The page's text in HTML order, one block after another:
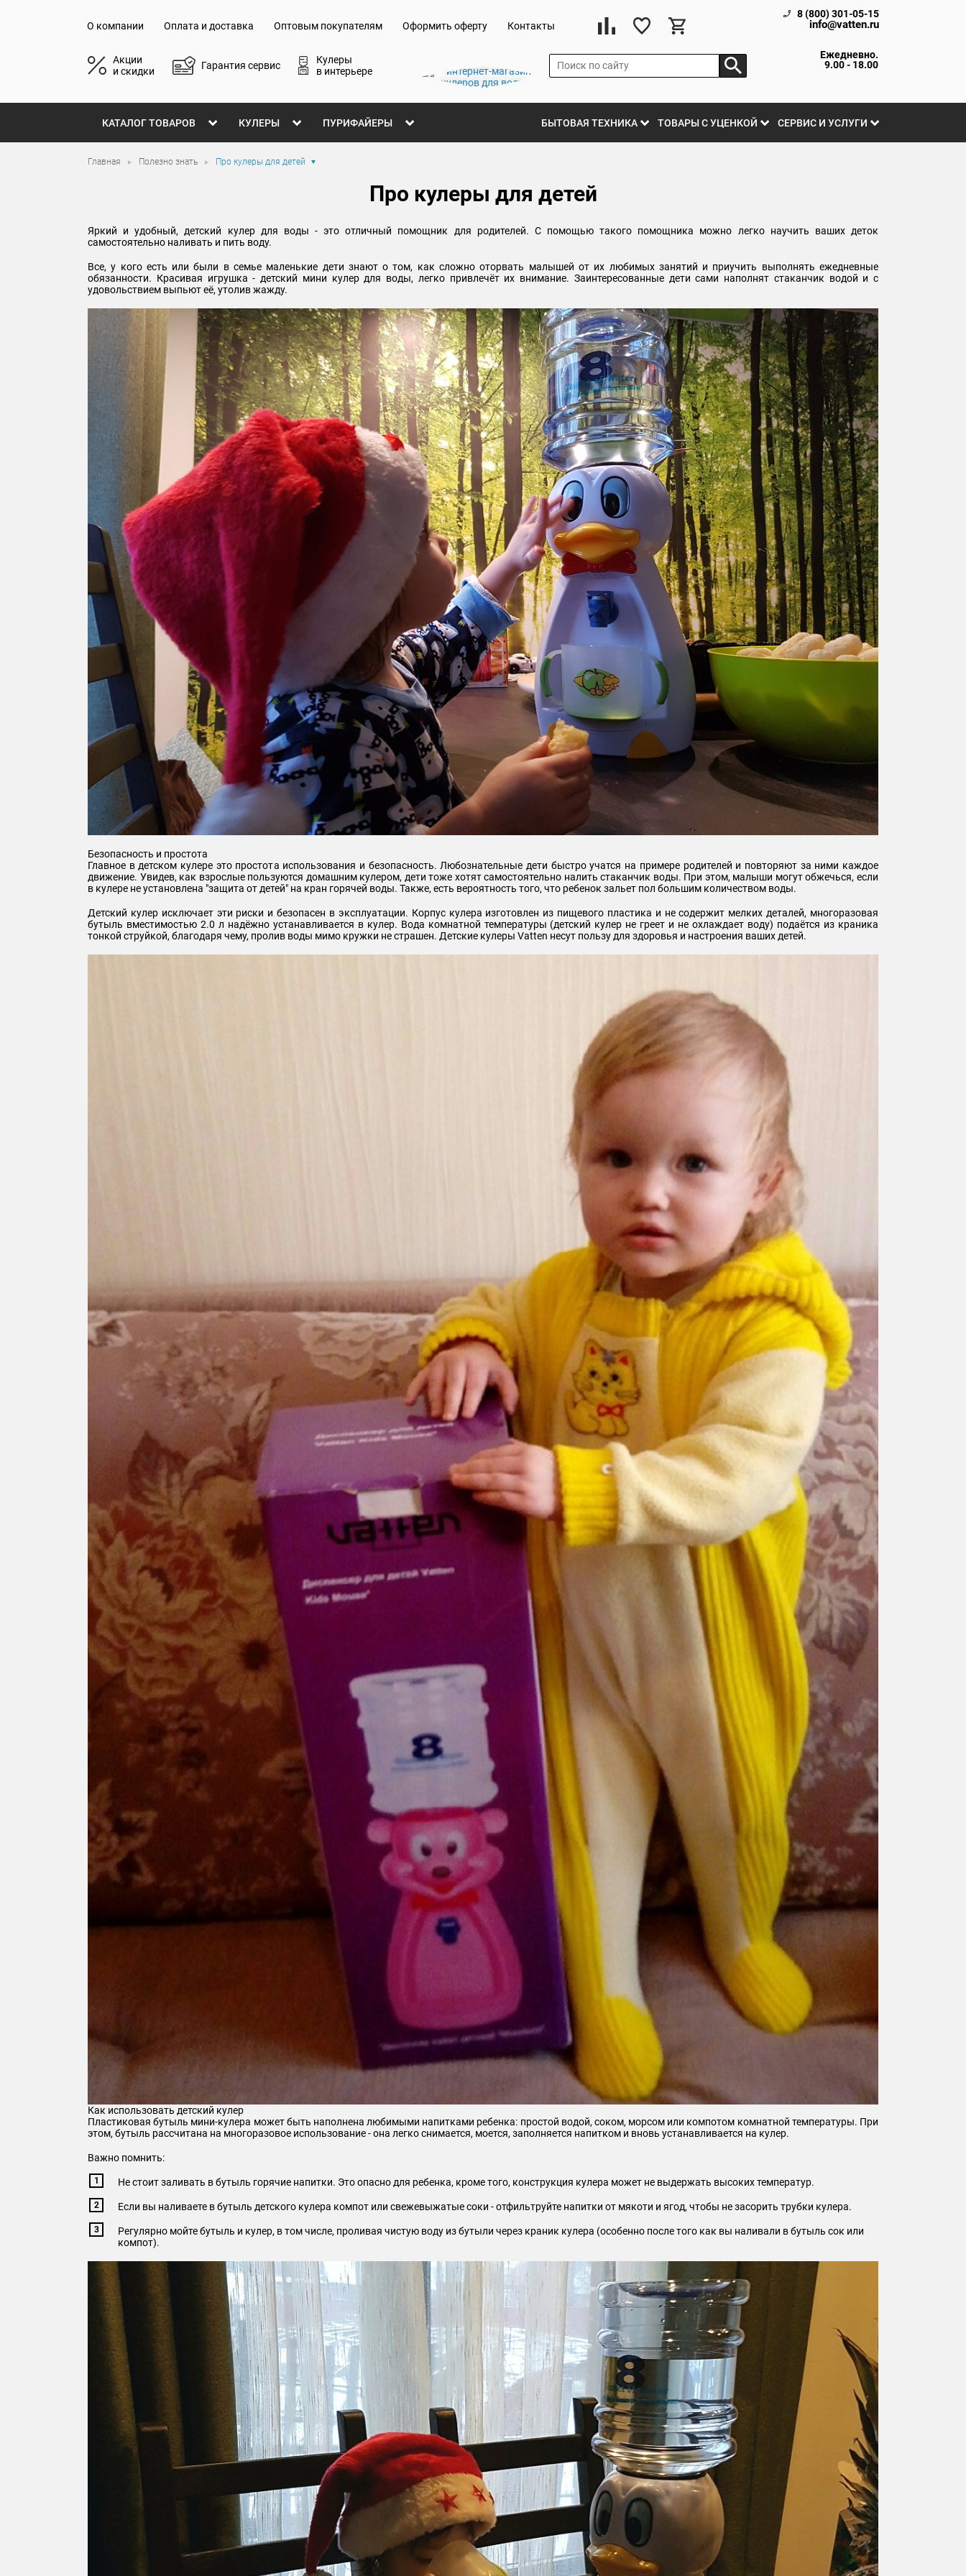
О компании Оплата и доставка Оптовым покупателям Оформить оферту Контакты
8 (800) 301-05-15
info@vatten.ru
Акции
и скидки
Гарантия сервис
Кулеры
в интерьере
Ежедневно.
9.00 - 18.00
КАТАЛОГ ТОВАРОВ КУЛЕРЫ ПУРИФАЙЕРЫ БЫТОВАЯ ТЕХНИКА ТОВАРЫ С УЦЕНКОЙ СЕРВИС И УСЛУГИ
Главная Полезно знать Про кулеры для детей
Про кулеры для детей
Яркий и удобный, детский кулер для воды - это отличный помощник для родителей. С помощью такого помощника можно легко научить ваших деток
самостоятельно наливать и пить воду.
Все, у кого есть или были в семье маленькие дети знают о том, как сложно оторвать малышей от их любимых занятий и приучить выполнять ежедневные
обязанности. Красивая игрушка - детский мини кулер для воды, легко привлечёт их внимание. Заинтересованные дети сами наполнят стаканчик водой и с
удовольствием выпьют её, утолив жажду.
Безопасность и простота
Главное в детском кулере это простота использования и безопасность. Любознательные дети быстро учатся на примере родителей и повторяют за ними каждое
движение. Увидев, как взрослые пользуются домашним кулером, дети тоже хотят самостоятельно налить стаканчик воды. При этом, малыши могут обжечься, если
в кулере не установлена "защита от детей" на кран горячей воды. Также, есть вероятность того, что ребенок зальет пол большим количеством воды.
Детский кулер исключает эти риски и безопасен в эксплуатации. Корпус кулера изготовлен из пищевого пластика и не содержит мелких деталей, многоразовая
бутыль вместимостью 2.0 л надёжно устанавливается в кулер. Вода комнатной температуры (детский кулер не греет и не охлаждает воду) подаётся из краника
тонкой струйкой, благодаря чему, пролив воды мимо кружки не страшен. Детские кулеры Vatten несут пользу для здоровья и настроения ваших детей.
Как использовать детский кулер
Пластиковая бутыль мини-кулера может быть наполнена любимыми напитками ребенка: простой водой, соком, морсом или компотом комнатной температуры. При
этом, бутыль рассчитана на многоразовое использование - она легко снимается, моется, заполняется напитком и вновь устанавливается на кулер.
Важно помнить:
Не стоит заливать в бутыль горячие напитки. Это опасно для ребенка, кроме того, конструкция кулера может не выдержать высоких температур.
Если вы наливаете в бутыль детского кулера компот или свежевыжатые соки - отфильтруйте напитки от мякоти и ягод, чтобы не засорить трубки кулера.
Регулярно мойте бутыль и кулер, в том числе, проливая чистую воду из бутыли через краник кулера (особенно после того как вы наливали в бутыль сок или
компот).